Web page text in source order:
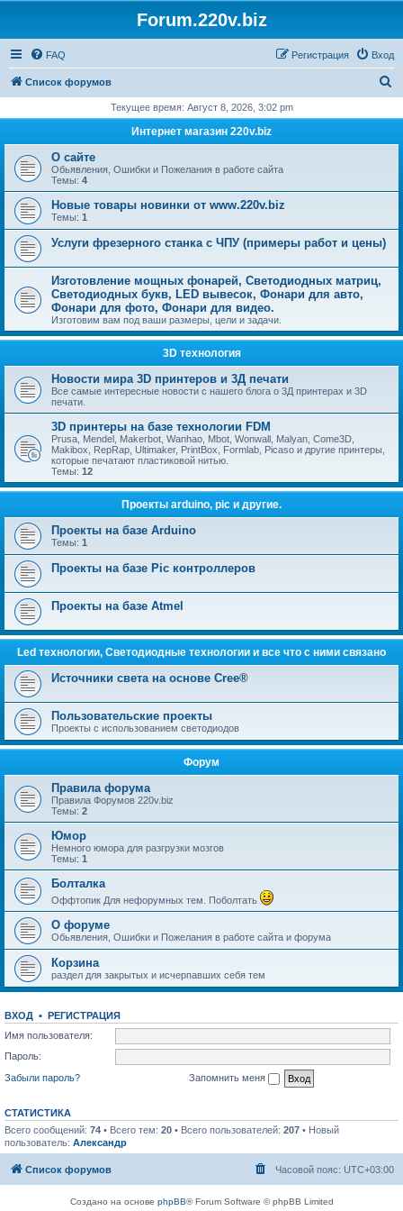
Forum.220v.biz
FAQ Вход
Регистрация
Список форумов
с
Текущее время: Август 8, 2026, 3:02 pm
Интернет магазин 220v.biz
О сайте
Обьявления, Ошибки и Пожелания в работе сайта
Темы: 4
Новые товары новинки от www.220v.biz
Темы: 1
Услуги фрезерного станка с ЧПУ (примеры работ и цены)
Изготовление мощных фонарей, Светодиодных матриц,
Светодиодных букв, LED вывесок, Фонари для авто,
Фонари для фото, Фонари для видео.
Изготовим вам под ваши размеры, цели и задачи.
3D технология
Новости мира 3D принтеров и 3Д печати
Все самые интересные новости с нашего блога о 3Д принтерах и 3D
печати.
3D принтеры на базе технологии FDM
Prusa, Mendel, Makerbot, Wanhao, Mbot, Wonwall, Malyan, Come3D,
Makibox, RepRap, Ultimaker, PrintBox, Formlab, Picaso и другие принтеры,
которые печатают пластиковой нитью.
Темы: 12
Проекты arduino, pic и другие.
Проекты на базе Arduino
Темы: 1
Проекты на базе Pic контроллеров
Проекты на базе Atmel
Led технологии, Светодиодные технологии и все что с ними связано
Источники света на основе Cree®
Пользовательские проекты
Проекты с использованием светодиодов
Форум
Правила форума
Правила Форумов 220v.biz
Темы: 2
Юмор
Немного юмора для разгрузки мозгов
Темы: 1
Болталка
Оффтопик Для нефорумных тем. Поболтать
О форуме
Обьявления, Ошибки и Пожелания в работе сайта и форума
Корзина
раздел для закрытых и исчерпавших себя тем
ВХОД • РЕГИСТРАЦИЯ
Имя пользователя:
Пароль:
Забыли пароль?
Запомнить меня
СТАТИСТИКА
Всего сообщений: 74 • Всего тем: 20 • Всего пользователей: 207 • Новый
пользователь: Александр
Список форумов Часовой пояс: UTC+03:00
Создано на основе phpBB® Forum Software © phpBB Limited